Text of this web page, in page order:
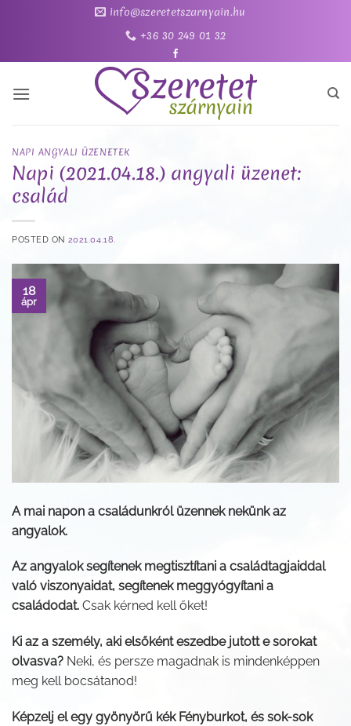
info@szeretetszarnyain.hu
+36 30 249 01 32
NAPI ANGYALI ÜZENETEK
Napi (2021.04.18.) angyali üzenet:
család
POSTED ON 2021.04.18.
18
ápr
A mai napon a családunkról üzennek nekünk az
angyalok.
Az angyalok segítenek megtisztítani a családtagjaiddal
való viszonyaidat, segítenek meggyógyítani a
családodat. Csak kérned kell őket!
Ki az a személy, aki elsőként eszedbe jutott e sorokat
olvasva? Neki, és persze magadnak is mindenképpen
meg kell bocsátanod!
Képzelj el egy gyönyörű kék Fényburkot, és sok-sok